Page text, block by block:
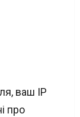
ваш IP
про